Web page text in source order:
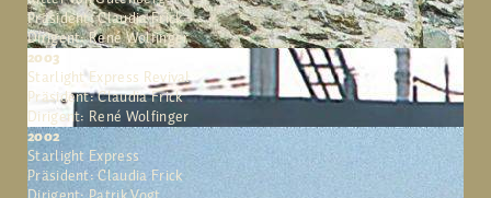
Präsident: Claudia Frick
Dirigent: René Wolfinger
2003
Starlight Express Revival
Präsident: Claudia Frick
Dirigent: René Wolfinger
2002
Starlight Express
Präsident: Claudia Frick